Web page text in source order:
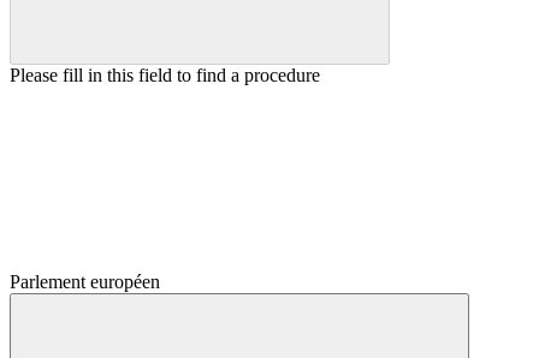
Please fill in this field to find a procedure
Parlement européen